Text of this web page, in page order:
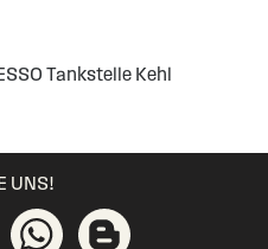
Tankstelle Kehl
UNS!